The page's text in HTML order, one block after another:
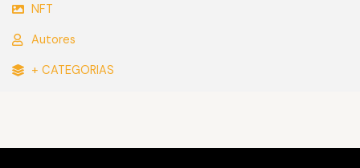
NFT
Autores
+ CATEGORIAS